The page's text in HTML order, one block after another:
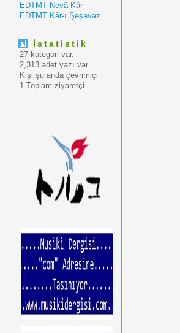
EDTMT Nevâ Kâr
EDTMT Kâr-ı Şeşavaz
İstatistik
27 kategori var.
2,313 adet yazı var.
Kişi şu anda çevrimiçi
1 Toplam ziyaretçi